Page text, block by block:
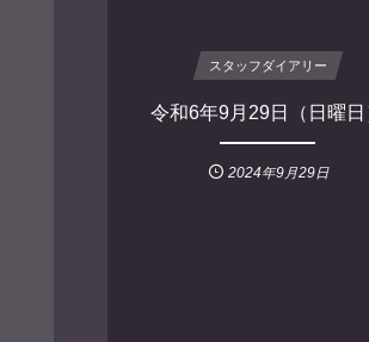
スタッフダイアリー
令和6年9月29日（日曜日
2024年9月29日